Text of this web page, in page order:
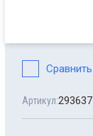
Сравнить
Артикул:293637